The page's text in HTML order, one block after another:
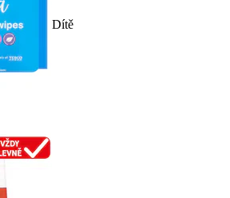
Dítě